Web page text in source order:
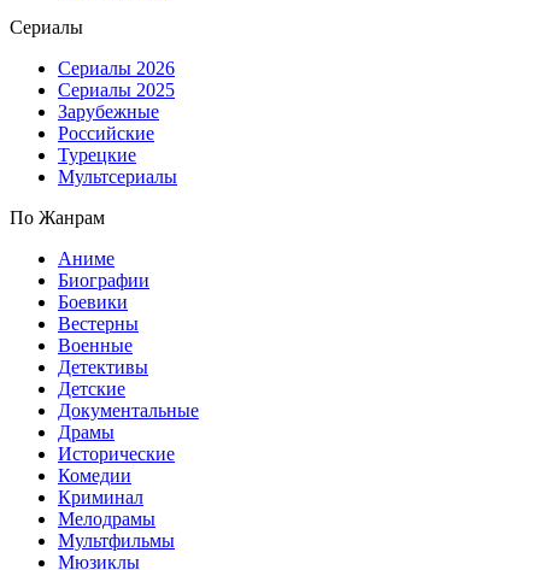
Сериалы
Сериалы 2026
Сериалы 2025
Зарубежные
Российские
Турецкие
Мультсериалы
По Жанрам
Аниме
Биографии
Боевики
Вестерны
Военные
Детективы
Детские
Документальные
Драмы
Исторические
Комедии
Криминал
Мелодрамы
Мультфильмы
Мюзиклы